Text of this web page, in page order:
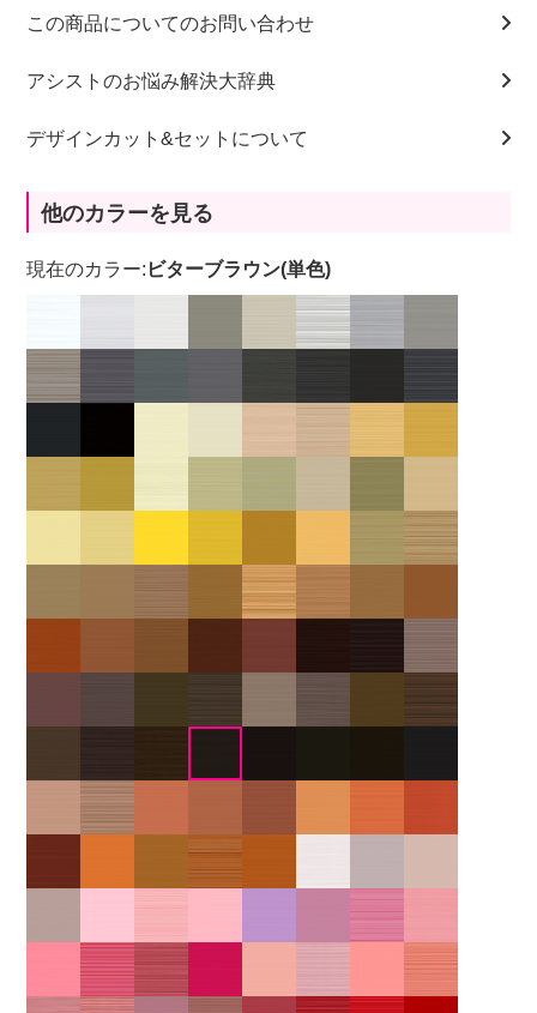
この商品についてのお問い合わせ
アシストのお悩み解決大辞典
デザインカット&セットについて
他のカラーを見る
現在のカラー: ビターブラウン(単色)